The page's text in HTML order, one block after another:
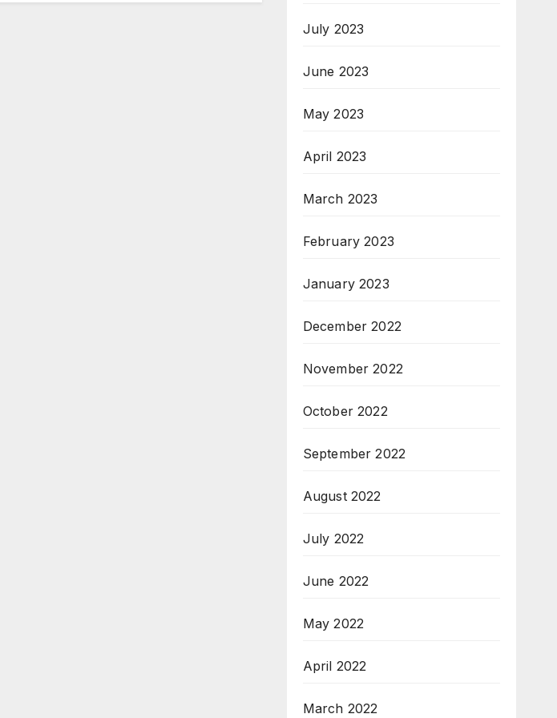
July 2023
June 2023
May 2023
April 2023
March 2023
February 2023
January 2023
December 2022
November 2022
October 2022
September 2022
August 2022
July 2022
June 2022
May 2022
April 2022
March 2022